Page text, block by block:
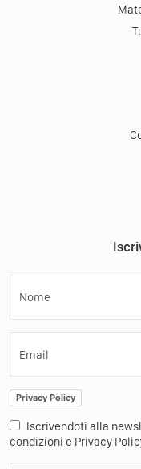
Nome
Email
Privacy Policy
Iscrivendoti alla
condizioni e Privacy